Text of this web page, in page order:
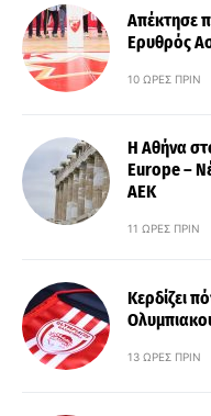
Απέκτησε
Ερυθρός
10 ΏΡΕΣ ΠΡΙΝ
Η Αθήνα
Europe –
ΑΕΚ
11 ΏΡΕΣ ΠΡΙΝ
Κερδίζει
13 ΏΡΕΣ ΠΡΙΝ